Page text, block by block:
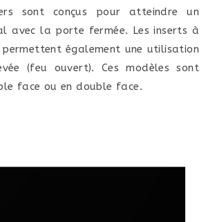
sont conçus pour atteindre un
avec la porte fermée. Les inserts à
également une utilisation
(feu ouvert). Ces modèles sont
face ou en double face.